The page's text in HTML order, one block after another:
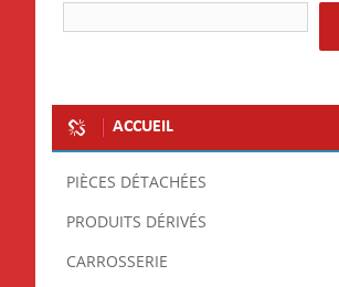
ACCUEIL
PIÈCES DÉTACHÉES
PRODUITS DÉRIVÉS
CARROSSERIE